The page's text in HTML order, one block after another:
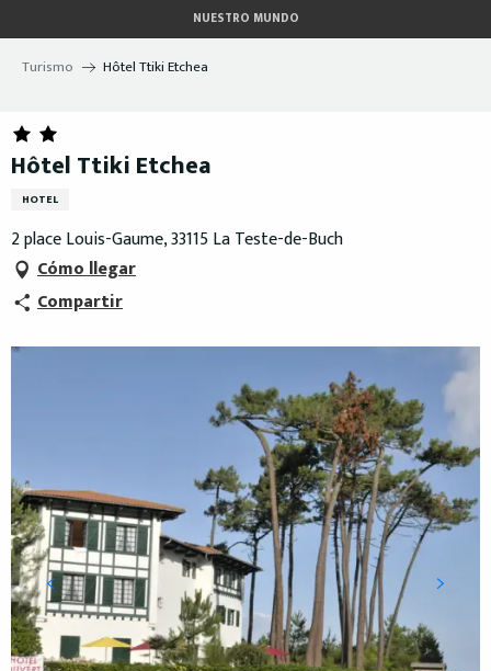
au
contenu
NUESTRO MUNDO
Turismo Hôtel Ttiki Etchea
Hôtel Ttiki Etchea
HOTEL
2 place Louis-Gaume, 33115 La Teste-de-Buch
Cómo llegar
Compartir